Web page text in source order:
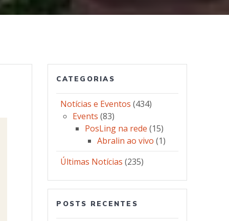
CATEGORIAS
Notícias e Eventos (434)
Events (83)
PosLing na rede (15)
Abralin ao vivo (1)
Últimas Notícias (235)
POSTS RECENTES